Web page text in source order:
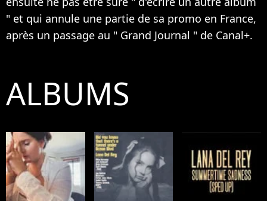
" et qui annule une partie de sa promo en France,
après un passage au " Grand Journal " de Canal+.
ALBUMS